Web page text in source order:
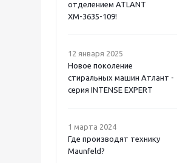
отделением ATLANT
ХМ-3635-109!
12 января 2025
Новое поколение
стиральных машин Атлант -
серия INTENSE EXPERT
1 марта 2024
Где производят технику
Maunfeld?